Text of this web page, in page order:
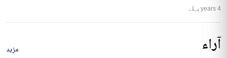
4 years پہلے
آراء مزید